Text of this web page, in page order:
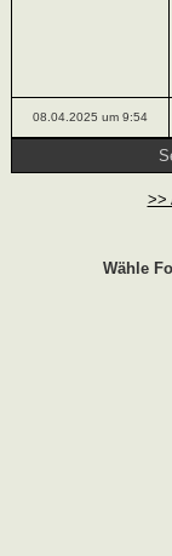
08.04.2025 um 9:54
>>
Wähle